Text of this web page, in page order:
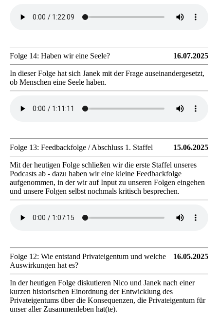
Folge 14: Haben wir eine Seele? 16.07.2025
In dieser Folge hat sich Janek mit der Frage auseinandergesetzt,
ob Menschen eine Seele haben.
Folge 13: Feedbackfolge / Abschluss 1. Staffel 15.06.2025
Mit der heutigen Folge schließen wir die erste Staffel unseres
Podcasts ab - dazu haben wir eine kleine Feedbackfolge
aufgenommen, in der wir auf Input zu unseren Folgen eingehen
und unsere Folgen selbst nochmals kritisch besprechen.
Folge 12: Wie entstand Privateigentum und welche
Auswirkungen hat es?
16.05.2025
In der heutigen Folge diskutieren Nico und Janek nach einer
kurzen historischen Einordnung der Entwicklung des
Privateigentums über die Konsequenzen, die Privateigentum für
unser aller Zusammenleben hat(te).